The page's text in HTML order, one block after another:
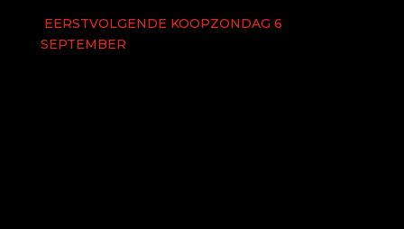
EERSTVOLGENDE KOOPZONDAG 6
SEPTEMBER